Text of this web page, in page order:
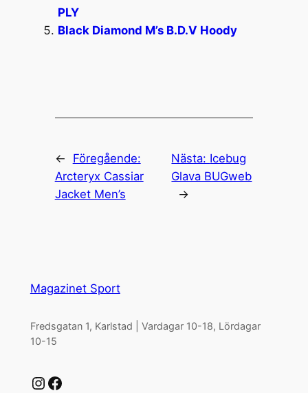
PLY
Black Diamond M’s B.D.V Hoody
←
Föregående:
Arcteryx Cassiar
Jacket Men’s
Nästa: Icebug
Glava BUGweb
→
Magazinet Sport
Fredsgatan 1, Karlstad | Vardagar 10-18, Lördagar
10-15
Instagram Facebook